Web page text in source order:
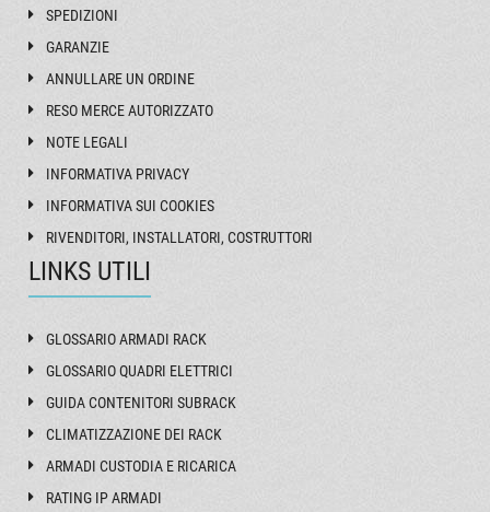
SPEDIZIONI
GARANZIE
ANNULLARE UN ORDINE
RESO MERCE AUTORIZZATO
NOTE LEGALI
INFORMATIVA PRIVACY
INFORMATIVA SUI COOKIES
RIVENDITORI, INSTALLATORI, COSTRUTTORI
LINKS UTILI
GLOSSARIO ARMADI RACK
GLOSSARIO QUADRI ELETTRICI
GUIDA CONTENITORI SUBRACK
CLIMATIZZAZIONE DEI RACK
ARMADI CUSTODIA E RICARICA
RATING IP ARMADI